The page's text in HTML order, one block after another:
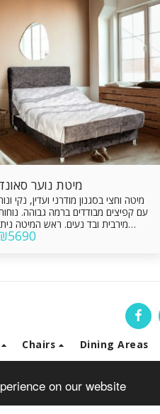
on our website
מיטת נוער
מיטה וחצי בסגנון מודרני ועדין, נקי
עם קפיצים מבודדים ברמה גבוהה.
מירבית ובד נעים. ראש המיטה
לשינוי גובה כך שאתם יכולים להנות
5690
Chairs Dining Areas
Terms|Privacy